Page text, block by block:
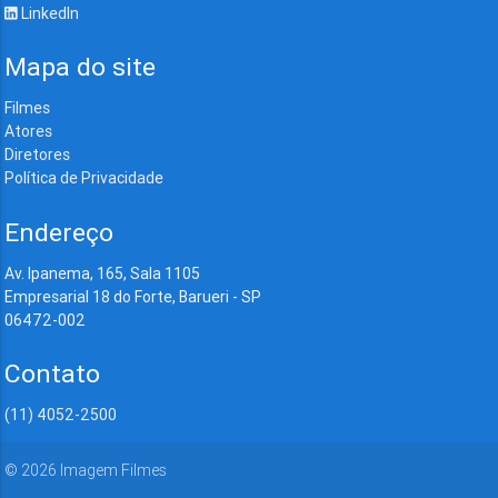
LinkedIn
Mapa do site
Filmes
Atores
Diretores
Política de Privacidade
Endereço
Av. Ipanema, 165, Sala 1105
Empresarial 18 do Forte, Barueri - SP
06472-002
Contato
(11) 4052-2500
© 2026 Imagem Filmes